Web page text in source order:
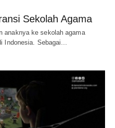
Sekolah Agama
anaknya ke sekolah agama
Indonesia. Sebagai…